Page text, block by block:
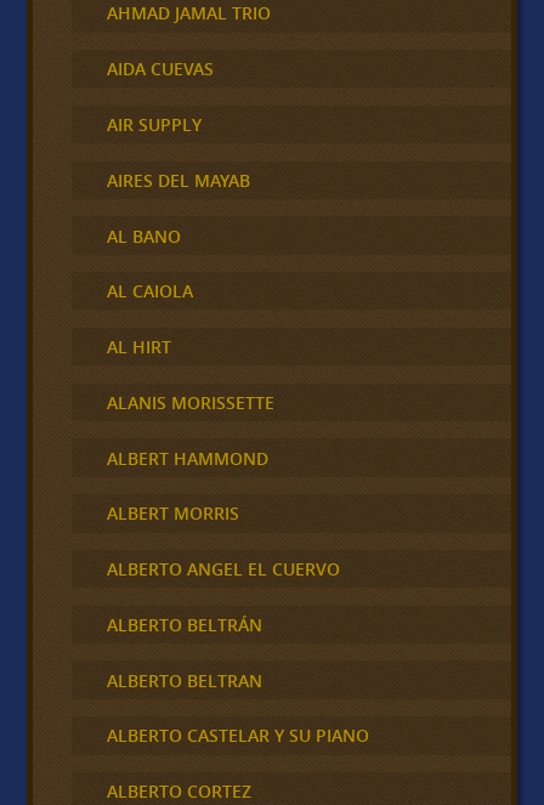
AHMAD JAMAL TRIO
AIDA CUEVAS
AIR SUPPLY
AIRES DEL MAYAB
AL BANO
AL CAIOLA
AL HIRT
ALANIS MORISSETTE
ALBERT HAMMOND
ALBERT MORRIS
ALBERTO ANGEL EL CUERVO
ALBERTO BELTRÁN
ALBERTO BELTRAN
ALBERTO CASTELAR Y SU PIANO
ALBERTO CORTEZ